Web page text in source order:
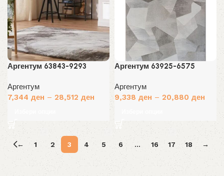
Аргентум 63843-9293
Аргентум
7,344 ден – 28,512 ден
Аргентум 63925-6575
Аргентум
9,338 ден – 20,880 ден
← 1 2 3 4 5 6 … 16 17 18 →